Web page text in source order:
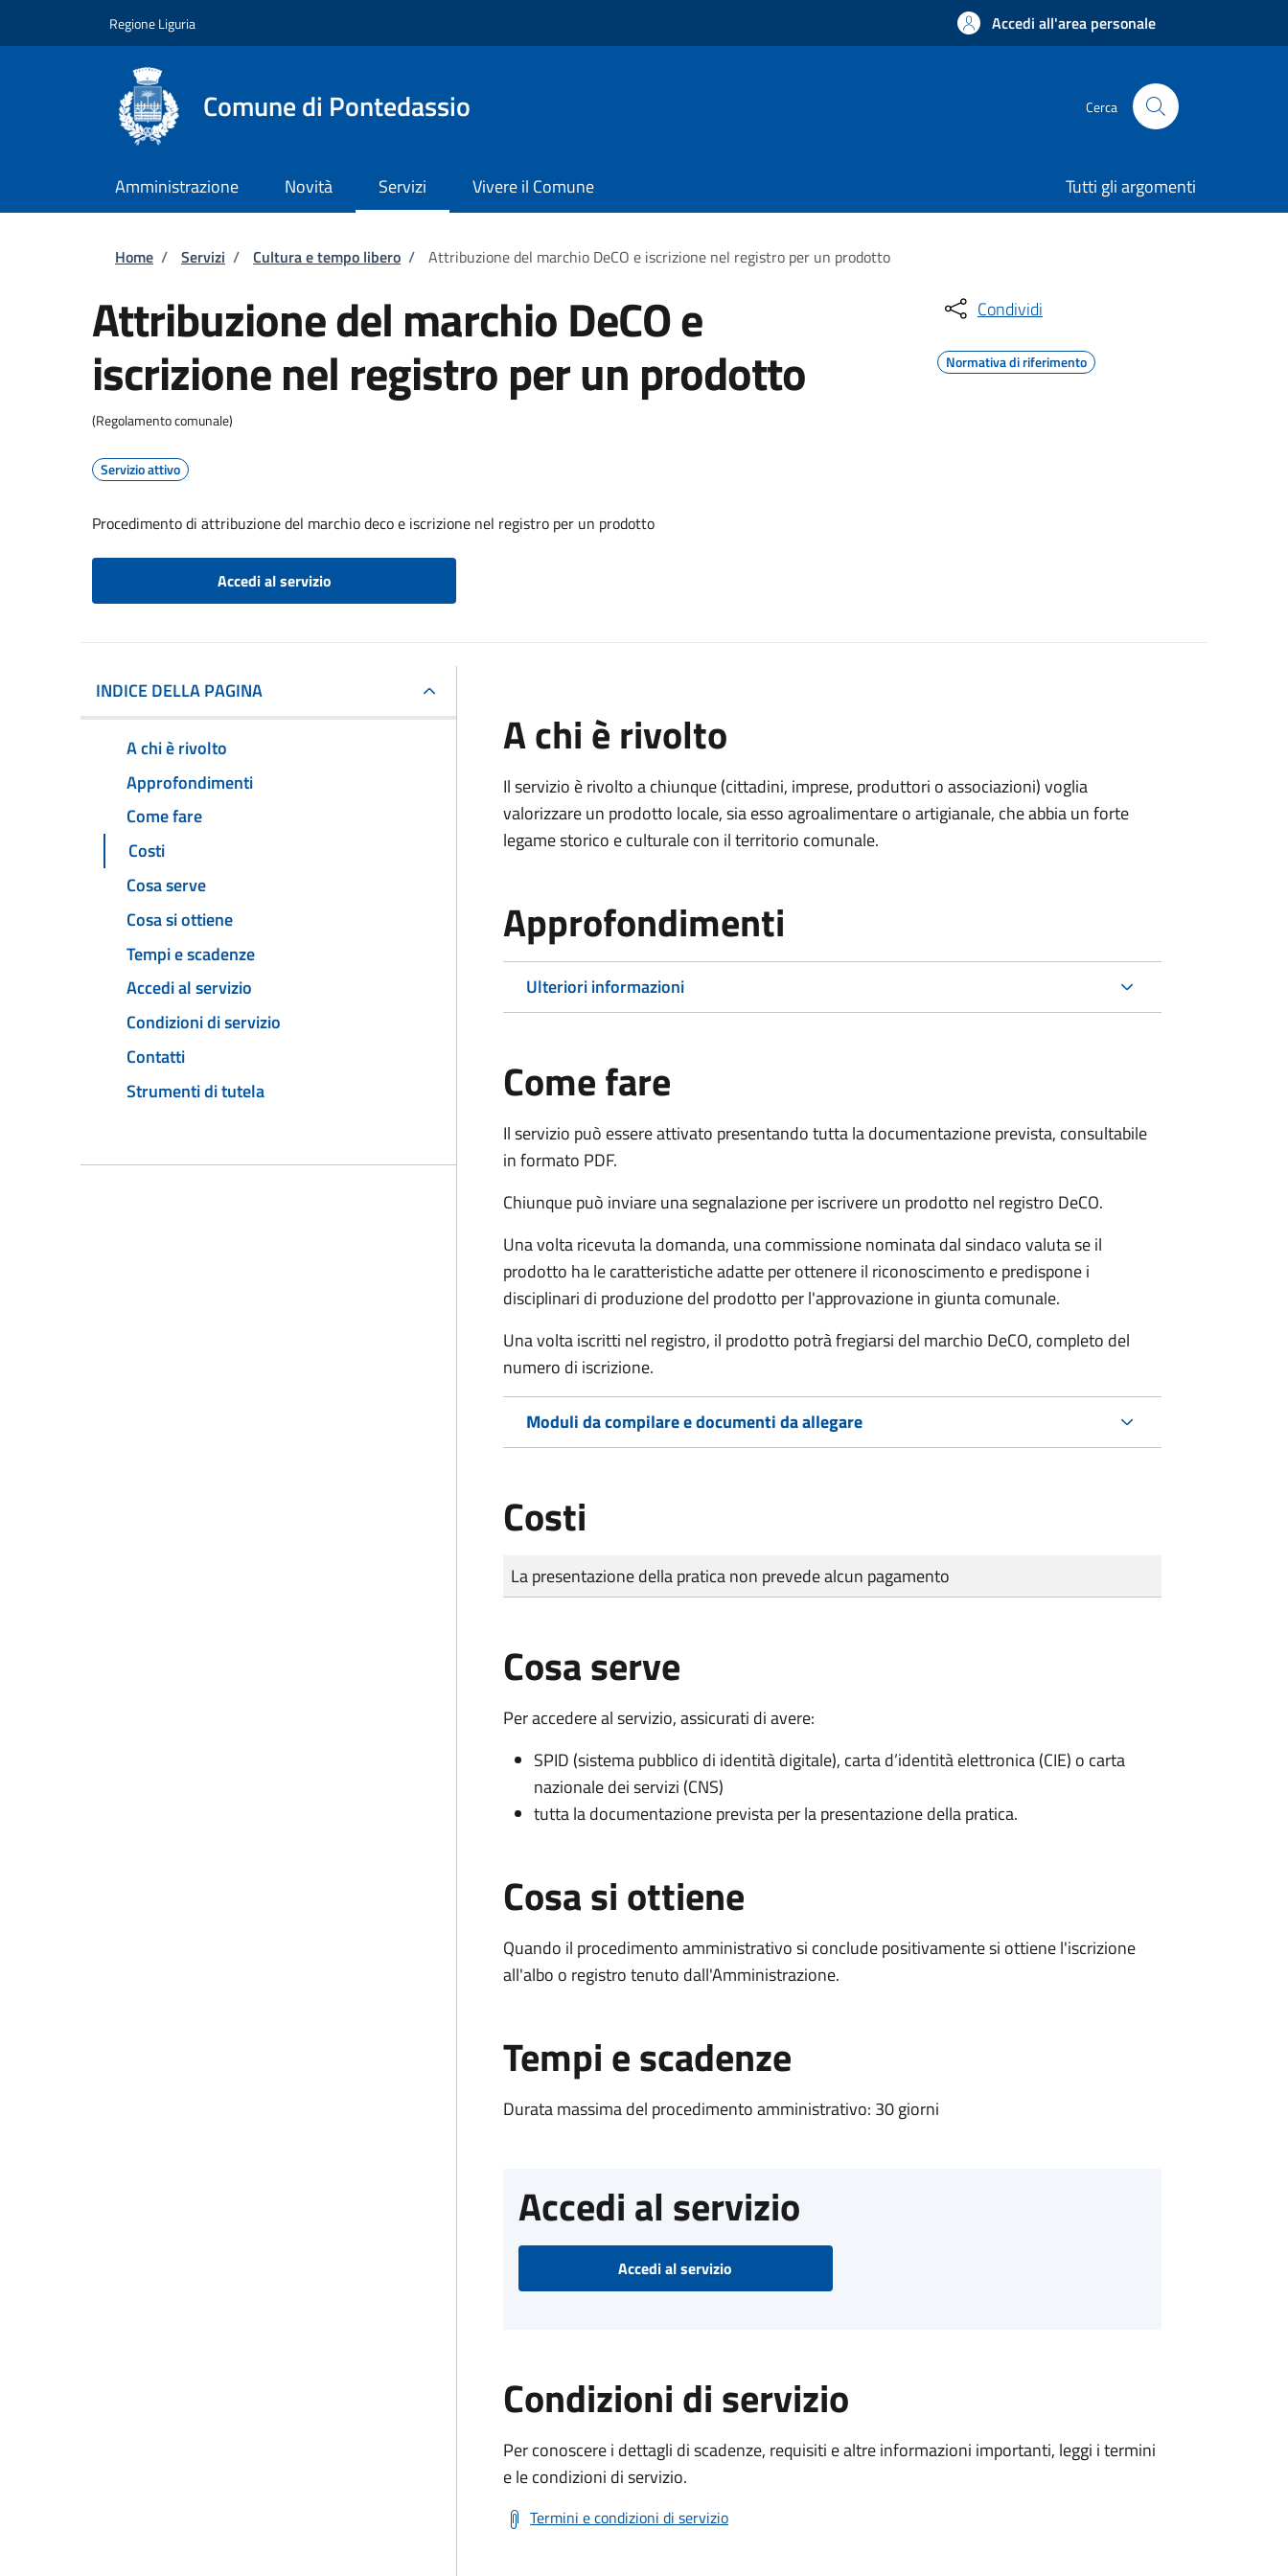
Regione Liguria Accedi all'area personale
Comune di Pontedassio Cerca
Amministrazione Novità Servizi Vivere il Comune Tutti gli argomenti
Briciole di pane
Home / Servizi / Cultura e tempo libero / Attribuzione del marchio DeCO e iscrizione nel registro per un prodotto
Attribuzione del marchio DeCO e
iscrizione nel registro per un prodotto
(Regolamento comunale)
Servizio attivo
Procedimento di attribuzione del marchio deco e iscrizione nel registro per un prodotto
Accedi al servizio
Condividi
Normativa di riferimento
INDICE DELLA PAGINA
A chi è rivolto
Approfondimenti
Come fare
Costi
Cosa serve
Cosa si ottiene
Tempi e scadenze
Accedi al servizio
Condizioni di servizio
Contatti
Strumenti di tutela
A chi è rivolto
Il servizio è rivolto a chiunque (cittadini, imprese, produttori o associazioni) voglia
valorizzare un prodotto locale, sia esso agroalimentare o artigianale, che abbia un forte
legame storico e culturale con il territorio comunale.
Approfondimenti
Ulteriori informazioni
Come fare
Il servizio può essere attivato presentando tutta la documentazione prevista, consultabile
in formato PDF.
Chiunque può inviare una segnalazione per iscrivere un prodotto nel registro DeCO.
Una volta ricevuta la domanda, una commissione nominata dal sindaco valuta se il
prodotto ha le caratteristiche adatte per ottenere il riconoscimento e predispone i
disciplinari di produzione del prodotto per l'approvazione in giunta comunale.
Una volta iscritti nel registro, il prodotto potrà fregiarsi del marchio DeCO, completo del
numero di iscrizione.
Moduli da compilare e documenti da allegare
Costi
Tipo di pagamento
Importo
La presentazione della pratica non prevede alcun pagamento
Cosa serve
Per accedere al servizio, assicurati di avere:
SPID (sistema pubblico di identità digitale), carta d’identità elettronica (CIE) o carta
nazionale dei servizi (CNS)
tutta la documentazione prevista per la presentazione della pratica.
Cosa si ottiene
Quando il procedimento amministrativo si conclude positivamente si ottiene l'iscrizione
all'albo o registro tenuto dall'Amministrazione.
Tempi e scadenze
Durata massima del procedimento amministrativo: 30 giorni
Accedi al servizio
Accedi al servizio
Condizioni di servizio
Per conoscere i dettagli di scadenze, requisiti e altre informazioni importanti, leggi i termini
e le condizioni di servizio.
Termini e condizioni di servizio